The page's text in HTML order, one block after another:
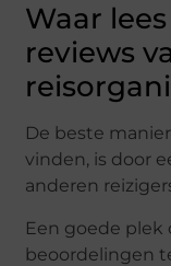
Waar
reviews
De beste
vinden, is door
anderen
Een goede
beoordelingen